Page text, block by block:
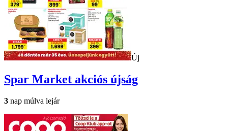
Új
Spar Market akciós újság
3 nap múlva lejár